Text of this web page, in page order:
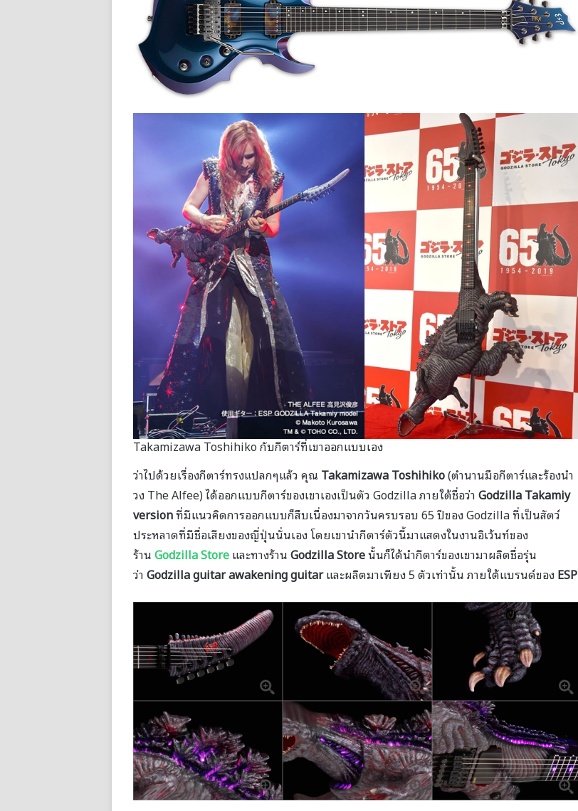
Takamizawa Toshihiko กับกีตาร์ที่เขาออกแบบเอง
ว่าไปด้วยเรื่องกีตาร์ทรงแปลกๆแล้ว คุณTakamizawa Toshihiko(ตำนานมือกีตาร์และร้องนำ
วง The Alfee) ได้ออกแบบกีตาร์ของเขาเองเป็นตัว Godzilla ภายใต้ชื่อว่าGodzilla Takamiy
versionที่มีแนวคิดการออกแบบก็สืบเนื่องมาจากวันครบรอบ 65 ปีของ Godzilla ที่เป็นสัตว์
ประหลาดที่มีชื่อเสียงของญี่ปุ่นนั่นเอง โดยเขานำกีตาร์ตัวนี้มาแสดงในงานอิเว้นท์ของ
ร้านGodzilla Storeและทางร้านGodzilla Storeนั้นก็ได้นำกีตาร์ของเขามาผลิตชื่อรุ่น
ว่าGodzilla guitar awakening guitarและผลิตมาเพียง 5 ตัวเท่านั้น ภายใต้แบรนด์ของESP